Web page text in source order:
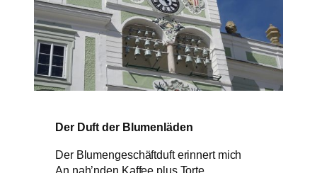
Der Duft der Blumenläden
Der Blumengeschäftduft erinnert mich
An nah’nden Kaffee plus Torte,